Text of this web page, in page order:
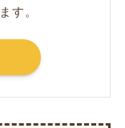
す。